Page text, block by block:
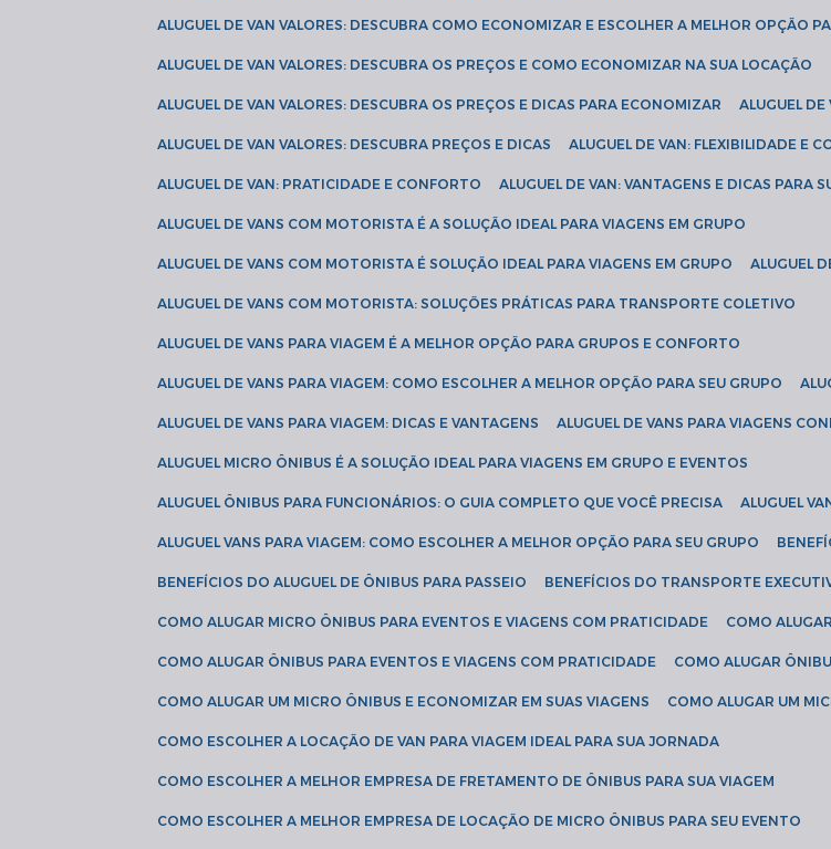
ALUGUEL DE VAN VALORES: DESCUBRA COMO ECONOMIZAR E ESCOLHER A MELHOR OPÇÃO
ALUGUEL DE VAN VALORES: DESCUBRA OS PREÇOS E COMO ECONOMIZAR NA SUA LOCAÇÃO
ALUGUEL DE VAN VALORES: DESCUBRA OS PREÇOS E DICAS PARA ECONOMIZAR ALUGUEL
ALUGUEL DE VAN VALORES: DESCUBRA PREÇOS E DICAS ALUGUEL DE VAN: FLEXIBILIDADE E
ALUGUEL DE VAN: PRATICIDADE E CONFORTO ALUGUEL DE VAN: VANTAGENS E DICAS PARA
ALUGUEL DE VANS COM MOTORISTA É A SOLUÇÃO IDEAL PARA VIAGENS EM GRUPO
ALUGUEL DE VANS COM MOTORISTA É SOLUÇÃO IDEAL PARA VIAGENS EM GRUPO ALUGUEL
ALUGUEL DE VANS COM MOTORISTA: SOLUÇÕES PRÁTICAS PARA TRANSPORTE COLETIVO
ALUGUEL DE VANS PARA VIAGEM É A MELHOR OPÇÃO PARA GRUPOS E CONFORTO
ALUGUEL DE VANS PARA VIAGEM: COMO ESCOLHER A MELHOR OPÇÃO PARA SEU GRUPO
ALUGUEL DE VANS PARA VIAGEM: DICAS E VANTAGENS ALUGUEL DE VANS PARA VIAGENS
ALUGUEL MICRO ÔNIBUS É A SOLUÇÃO IDEAL PARA VIAGENS EM GRUPO E EVENTOS
ALUGUEL ÔNIBUS PARA FUNCIONÁRIOS: O GUIA COMPLETO QUE VOCÊ PRECISA ALUGUEL
ALUGUEL VANS PARA VIAGEM: COMO ESCOLHER A MELHOR OPÇÃO PARA SEU GRUPO
BENEFÍCIOS DO ALUGUEL DE ÔNIBUS PARA PASSEIO BENEFÍCIOS DO TRANSPORTE
COMO ALUGAR MICRO ÔNIBUS PARA EVENTOS E VIAGENS COM PRATICIDADE COMO
COMO ALUGAR ÔNIBUS PARA EVENTOS E VIAGENS COM PRATICIDADE COMO ALUGAR
COMO ALUGAR UM MICRO ÔNIBUS E ECONOMIZAR EM SUAS VIAGENS COMO ALUGAR UM
COMO ESCOLHER A LOCAÇÃO DE VAN PARA VIAGEM IDEAL PARA SUA JORNADA
COMO ESCOLHER A MELHOR EMPRESA DE FRETAMENTO DE ÔNIBUS PARA SUA VIAGEM
COMO ESCOLHER A MELHOR EMPRESA DE LOCAÇÃO DE MICRO ÔNIBUS PARA SEU EVENTO